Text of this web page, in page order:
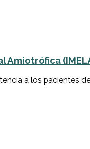
Amiotrófica
a los pacientes